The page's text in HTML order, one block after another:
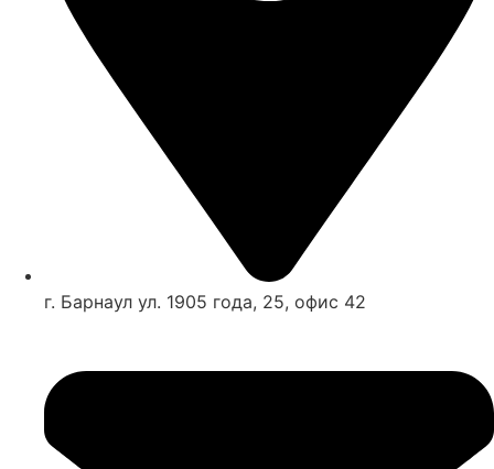
г. Барнаул ул. 1905 года, 25, офис 42